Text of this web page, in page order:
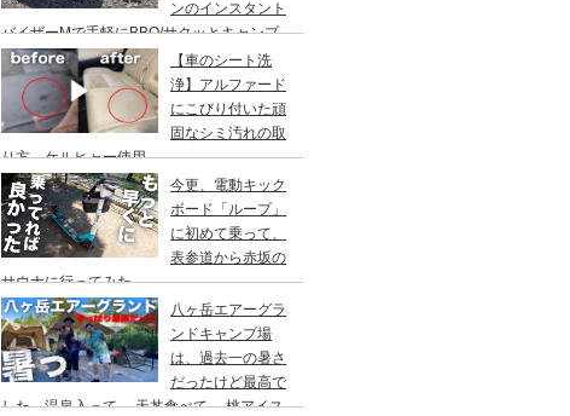
ンのインスタント
バイザーMで手軽にBBQ/サクッとキャンプ
レイアウト/ 都心から車で1時間/ 河原のキャ
ンプ場/秋川橋河川公園 バーベキューランド
【車のシート洗
浄】アルファード
にこびり付いた頑
固なシミ汚れの取
り方。ケルヒャー使用。
今更、電動キック
ボード「ループ」
に初めて乗って、
表参道から赤坂の
サウナに行ってみた。
八ヶ岳エアーグラ
ンドキャンプ場
は、過去一の暑さ
だったけど最高で
した。温泉入って→ 天丼食べて→ 桃アイス